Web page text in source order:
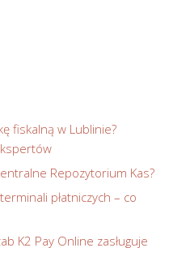
fiskalną w Lublinie?
Repozytorium Kas?
płatniczych – co
K2 Pay Online zasługuje